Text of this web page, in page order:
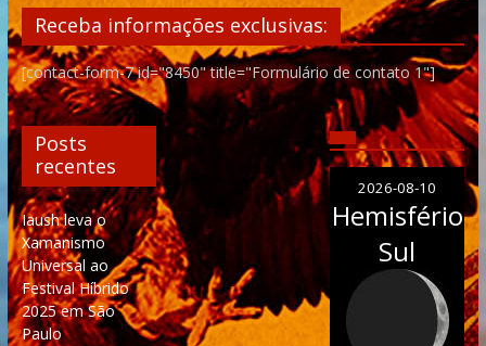
Receba informações exclusivas:
[contact-form-7 id="8450" title="Formulário de contato 1"]
Posts
recentes
Iaush leva o
Xamanismo
Universal ao
Festival Híbrido
2025 em São
Paulo
2026-08-10
Hemisfério
Sul